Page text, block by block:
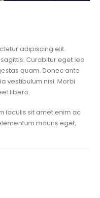
adipiscing elit.
Curabitur eget leo
quam. Donec ante
vestibulum nisi. Morbi
libero.
iaculis sit amet enim ac
mauris eget,